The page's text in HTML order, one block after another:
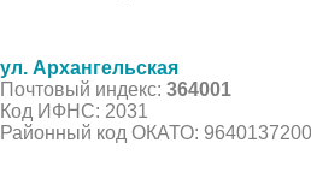
ул. Архангельская
Почтовый индекс: 364001
Код ИФНС: 2031
Районный код ОКАТО: